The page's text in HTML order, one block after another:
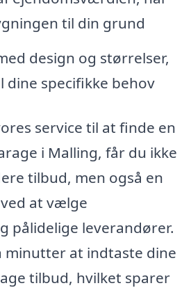
til din grund
design og størrelser,
dine specifikke behov
service til at finde en
i Malling, får du ikke
tilbud, men også en
at vælge
pålidelige leverandører.
minutter at indtaste dine
tilbud, hvilket sparer